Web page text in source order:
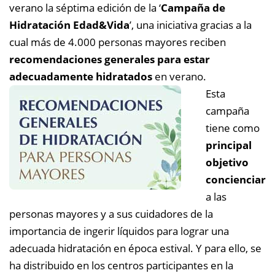
verano la séptima edición de la ‘Campaña de
Hidratación Edad&Vida’, una iniciativa gracias a la
cual más de 4.000 personas mayores reciben
recomendaciones generales para estar
adecuadamente hidratados en verano.
Esta
campaña
tiene como
principal
objetivo
concienciar
a las
personas mayores y a sus cuidadores de la
importancia de ingerir líquidos para lograr una
adecuada hidratación en época estival. Y para ello, se
ha distribuido en los centros participantes en la